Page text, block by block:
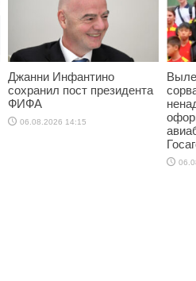
Джанни Инфантино
сохранил пост президента
ФИФА
06.08.2026 14:15